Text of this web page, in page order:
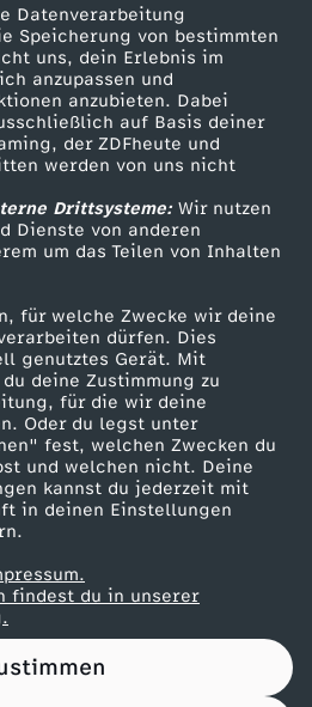
Datenverarbeitung
Speicherung von bestimmten
uns, dein Erlebnis im
anzupassen und
anzubieten. Dabei
auf Basis deiner
der ZDFheute und
werden von uns nicht
Drittsysteme:Wir nutzen
Dienste von anderen
um das Teilen von Inhalten
für welche Zwecke wir deine
dürfen. Dies
genutztes Gerät. Mit
deine Zustimmung zu
für die wir deine
Oder du legst unter
fest, welchen Zwecken du
und welchen nicht. Deine
kannst du jederzeit mit
in deinen Einstellungen
findest du in unserer
Zuschauerservice
Hilfe